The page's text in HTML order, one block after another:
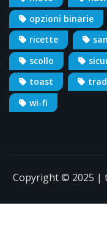
opzioni binarie
ricette
scollo
toast
wi-fi
Copyright © 2025 |